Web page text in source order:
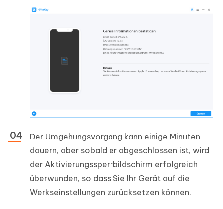
Der Umgehungsvorgang kann einige Minuten
dauern, aber sobald er abgeschlossen ist, wird
der Aktivierungssperrbildschirm erfolgreich
überwunden, so dass Sie Ihr Gerät auf die
Werkseinstellungen zurücksetzen können.